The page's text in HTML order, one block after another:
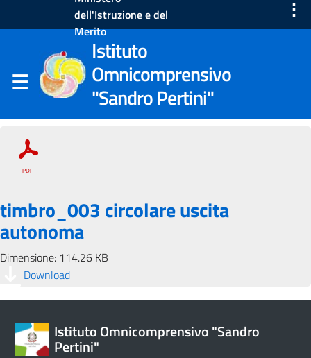
dell'Istruzione e del
Merito
⋮
Istituto
Omnicomprensivo
"Sandro Pertini"
timbro_003 circolare uscita
autonoma
Dimensione: 114.26 KB
Download
Istituto Omnicomprensivo "Sandro
Pertini"